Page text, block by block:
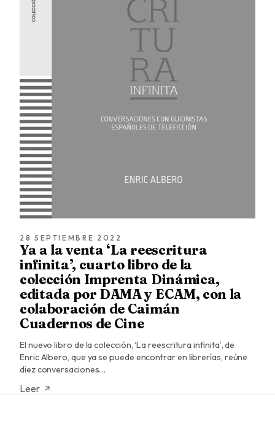
28 SEPTIEMBRE 2022
Ya a la venta ‘La reescritura
infinita’, cuarto libro de la
colección Imprenta Dinámica,
editada por DAMA y ECAM, con la
colaboración de Caimán
Cuadernos de Cine
El nuevo libro de la colección, ‘La reescritura infinita’, de
Enric Albero, que ya se puede encontrar en librerías, reúne
diez conversaciones…
Leer